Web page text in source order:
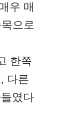
우 매
으로
한쪽
다른
였다